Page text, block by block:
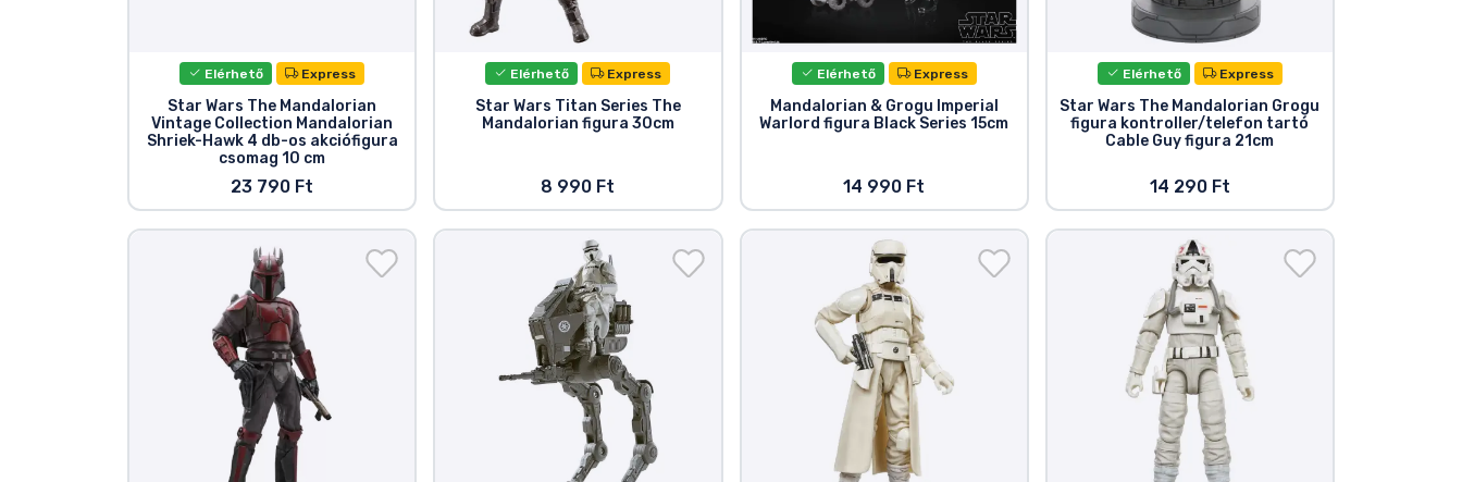
Elérhető Express
Star Wars The Mandalorian
Vintage Collection Mandalorian
Shriek-Hawk 4 db-os akciófigura
csomag 10 cm
23 790 Ft
Elérhető Express
Star Wars Titan Series The
Mandalorian figura 30cm
8 990 Ft
Elérhető Express
Mandalorian & Grogu Imperial
Warlord figura Black Series 15cm
14 990 Ft
Elérhető Express
Star Wars The Mandalorian Grogu
figura kontroller/telefon tartó
Cable Guy figura 21cm
14 290 Ft